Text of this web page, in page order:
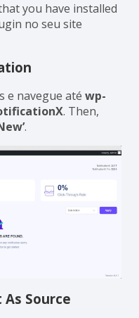
you have installed
no seu site
e navegue até wp-
. Then,
.
As Source